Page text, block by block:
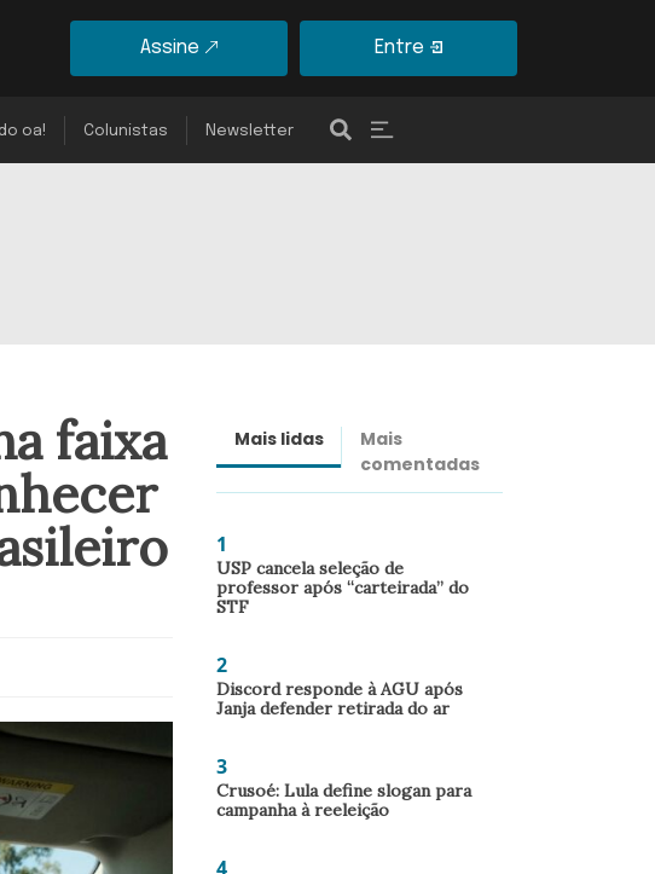
Assine Entre
oa! Colunistas Newsletter
faixa
Mais lidas
Mais
comentadas
1
USP cancela seleção de
professor após “carteirada” do
STF
2
Discord responde à AGU após
Janja defender retirada do ar
3
Crusoé: Lula define slogan para
campanha à reeleição
4